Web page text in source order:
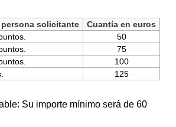
solicitante
Cuantía en euros
50
75
100
125
Su importe mínimo será de 60